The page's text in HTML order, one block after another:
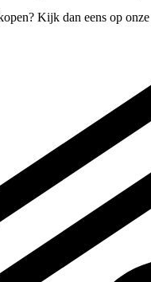
Kijk dan eens op